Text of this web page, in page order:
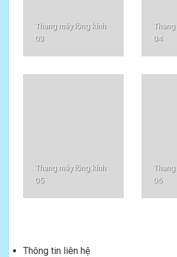
Thang máy lồng kính
03
04
Thang máy lồng kính
05
06
Thông tin liên hệ